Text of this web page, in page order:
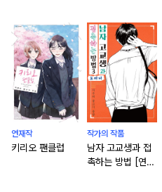
연재작
키리오 팬클럽
작가의 작품
남자 고교생과 접
촉하는 방법 [연